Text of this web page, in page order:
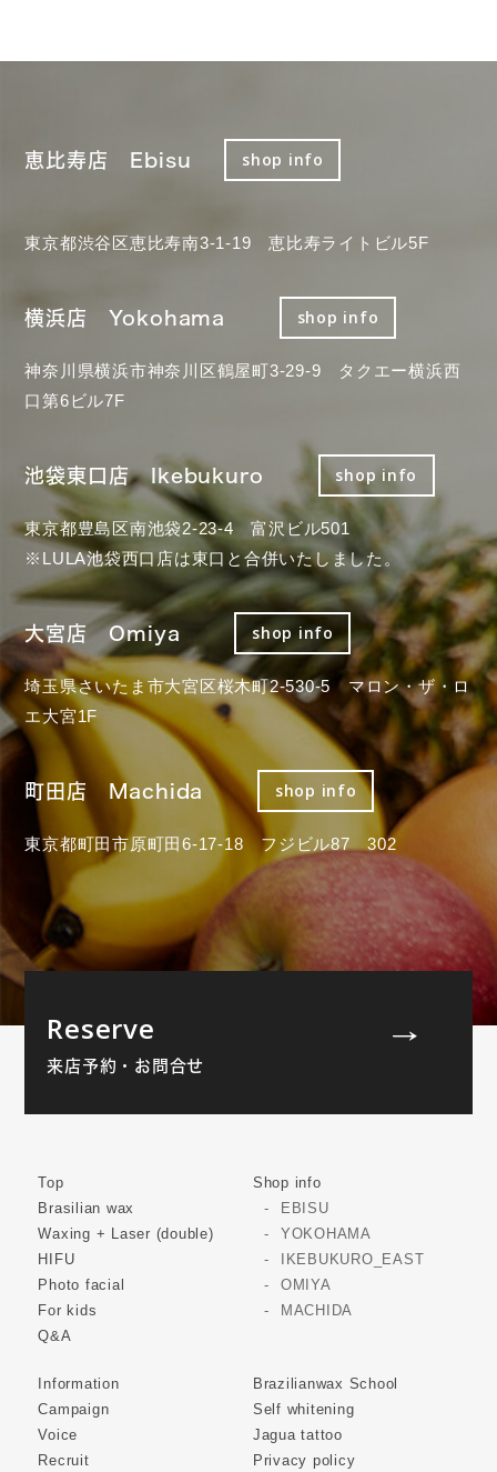
恵比寿店 Ebisu shop info
東京都渋谷区恵比寿南3-1-19 恵比寿ライトビル5F
横浜店 Yokohama shop info
神奈川県横浜市神奈川区鶴屋町3-29-9 タクエー横浜西
口第6ビル7F
池袋東口店 Ikebukuro shop info
東京都豊島区南池袋2-23-4 富沢ビル501
※LULA池袋西口店は東口と合併いたしました。
大宮店 Omiya shop info
埼玉県さいたま市大宮区桜木町2-530-5 マロン・ザ・ロ
エ大宮1F
町田店 Machida shop info
東京都町田市原町田6-17-18 フジビル87 302
Reserve
来店予約・お問合せ
Top
Brasilian wax
Waxing + Laser (double)
HIFU
Photo facial
For kids
Q&A
Shop info
EBISU
YOKOHAMA
IKEBUKURO_EAST
OMIYA
MACHIDA
Information
Campaign
Voice
Recruit
Brazilianwax School
Self whitening
Jagua tattoo
Privacy policy